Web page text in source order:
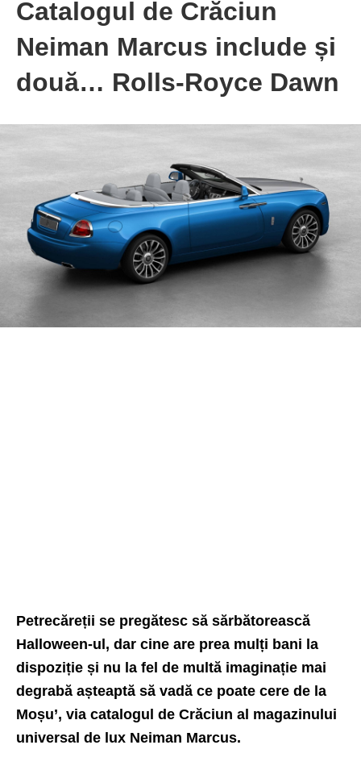
Catalogul de Crăciun
Neiman Marcus include și
două… Rolls-Royce Dawn
Petrecăreții se pregătesc să sărbătorească
Halloween-ul, dar cine are prea mulți bani la
dispoziție și nu la fel de multă imaginație mai
degrabă așteaptă să vadă ce poate cere de la
Moșu’, via catalogul de Crăciun al magazinului
universal de lux Neiman Marcus.